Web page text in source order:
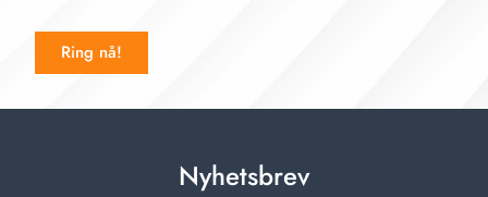
Ring nå!
Nyhetsbrev